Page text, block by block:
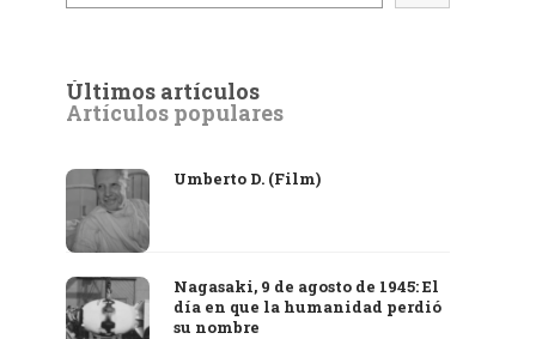
Últimos artículos
Artículos populares
Umberto D. (Film)
Nagasaki, 9 de agosto de 1945: El
día en que la humanidad perdió
su nombre